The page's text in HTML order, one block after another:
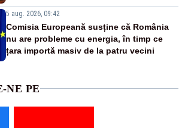
5 aug. 2026, 09:42
Comisia Europeană susține că România
nu are probleme cu energia, în timp ce
țara importă masiv de la patru vecini
NE PE